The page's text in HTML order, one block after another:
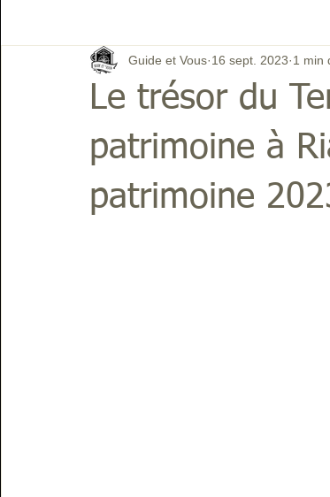
Le trésor du
patrimoine à
patrimoine
Guide et Vous 16 sept. 2023 1 min